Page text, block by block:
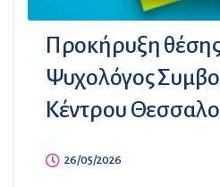
Προκήρυξη
Ψυχολόγος
Κέντρου
26/05/2026